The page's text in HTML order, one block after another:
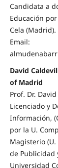
Candidata a
Educación
Cela (Madrid).
Email:
David
of Madrid
Prof. Dr.
Licenciado y
Información,
por la U.
Magisterio
de Publicidad
Universidad